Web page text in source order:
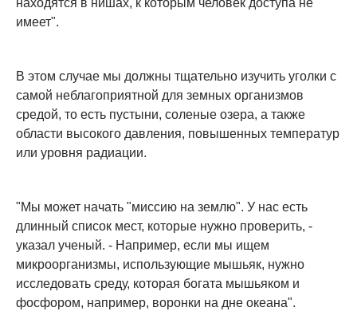
находятся в нишах, к которым человек доступа не
имеет".
В этом случае мы должны тщательно изучить уголки с
самой неблагоприятной для земных организмов
средой, то есть пустыни, соленые озера, а также
области высокого давления, повышенных температур
или уровня радиации.
"Мы может начать "миссию на землю". У нас есть
длинный список мест, которые нужно проверить, -
указал ученый. - Например, если мы ищем
микроорганизмы, использующие мышьяк, нужно
исследовать среду, которая богата мышьяком и
фосфором, например, воронки на дне океана".